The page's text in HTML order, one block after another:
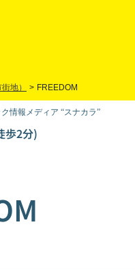
地） > FREEDOM
情報メディア “スナカラ”
歩2分)